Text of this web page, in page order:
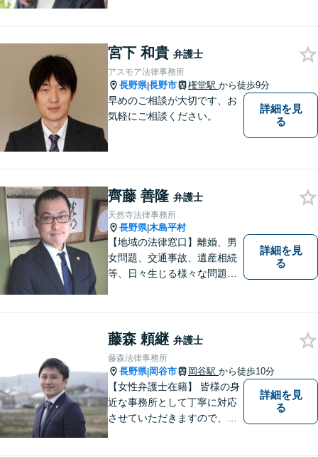
宮下 和貴 弁護士
アスモア法律事務所
長野県|長野市 権堂駅 から徒歩9分
早めのご相談が大切です、お
気軽にご相談ください。
詳細を見
る
齊藤 善隆 弁護士
天然寺法律事務所
長野県|木島平村
【地域の法律窓口】離婚、男
女問題、交通事故、遺産相続
等、日々生じる様々な問題に
詳細を見
る
藤森 頼継 弁護士
藤森法律事務所
長野県|岡谷市 岡谷駅 から徒歩10分
【女性弁護士在籍】 皆様の身
近な事務所として丁寧に対応
させていただきますので、お
詳細を見
る